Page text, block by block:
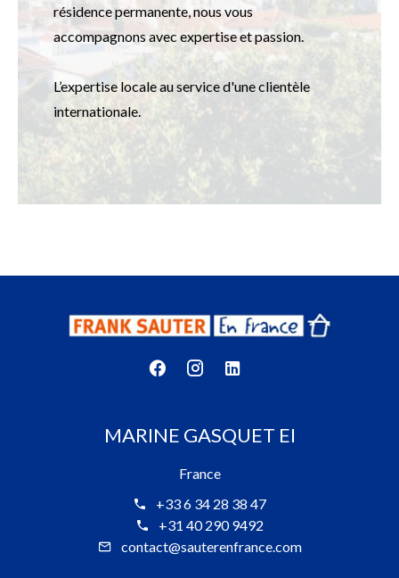
résidence permanente, nous vous
accompagnons avec expertise et passion.
L’expertise locale au service d'une clientèle
internationale.
MARINE GASQUET EI
France
+33 6 34 28 38 47
+31 40 290 9492
contact@sauterenfrance.com